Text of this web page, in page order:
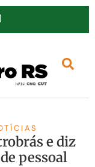
e diz
pessoal